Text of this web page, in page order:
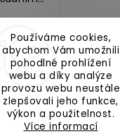
Používáme cookies,
abychom Vám umožnili
pohodlné prohlížení
webu a díky analýze
provozu webu neustále
zlepšovali jeho funkce,
výkon a použitelnost.
Více informací